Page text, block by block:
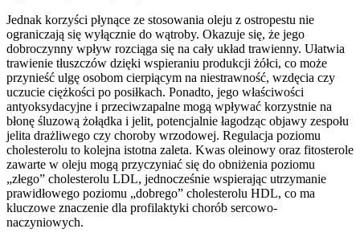
Jednak korzyści płynące ze stosowania oleju z ostropestu nie
ograniczają się wyłącznie do wątroby. Okazuje się, że jego
dobroczynny wpływ rozciąga się na cały układ trawienny. Ułatwia
trawienie tłuszczów dzięki wspieraniu produkcji żółci, co może
przynieść ulgę osobom cierpiącym na niestrawność, wzdęcia czy
uczucie ciężkości po posiłkach. Ponadto, jego właściwości
antyoksydacyjne i przeciwzapalne mogą wpływać korzystnie na
błonę śluzową żołądka i jelit, potencjalnie łagodząc objawy zespołu
jelita drażliwego czy choroby wrzodowej. Regulacja poziomu
cholesterolu to kolejna istotna zaleta. Kwas oleinowy oraz fitosterole
zawarte w oleju mogą przyczyniać się do obniżenia poziomu
„złego” cholesterolu LDL, jednocześnie wspierając utrzymanie
prawidłowego poziomu „dobrego” cholesterolu HDL, co ma
kluczowe znaczenie dla profilaktyki chorób sercowo-
naczyniowych.